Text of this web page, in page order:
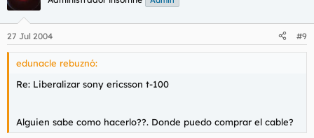
27 Jul 2004 #9
edunacle rebuznó:
Re: Liberalizar sony ericsson t-100
Alguien sabe como hacerlo??. Donde puedo comprar el cable?